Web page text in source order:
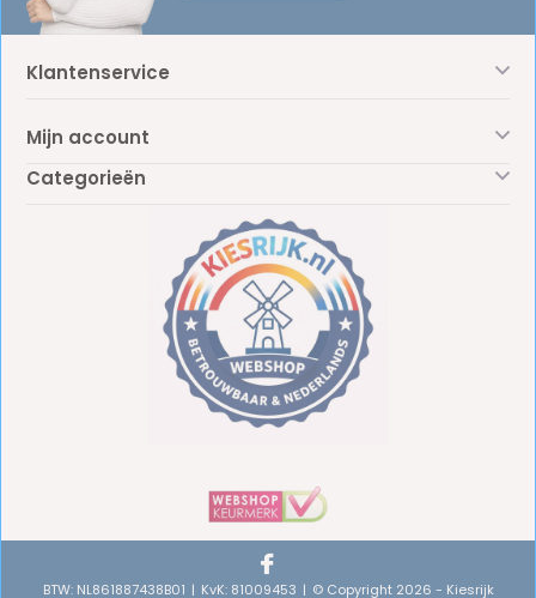
Klantenservice
Mijn account
Categorieën
BTW: NL861887438B01 KvK: 81009453 © Copyright 2026 - Kiesrijk